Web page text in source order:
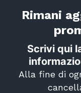
Rimani
Scrivi qui
Alla fine di